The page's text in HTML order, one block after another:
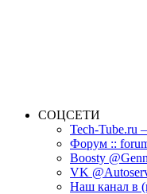
СОЦСЕТИ
Tech-Tube.ru
Форум ::
Boosty
VK
Наш канал в